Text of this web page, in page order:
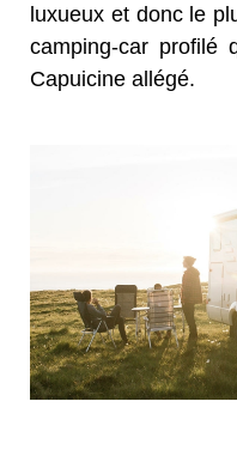
luxueux et donc le
camping-car profilé
Capuicine allégé.